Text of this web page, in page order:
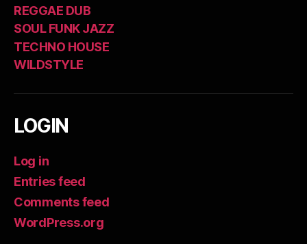
REGGAE DUB
SOUL FUNK JAZZ
TECHNO HOUSE
WILDSTYLE
LOGIN
Log in
Entries feed
Comments feed
WordPress.org